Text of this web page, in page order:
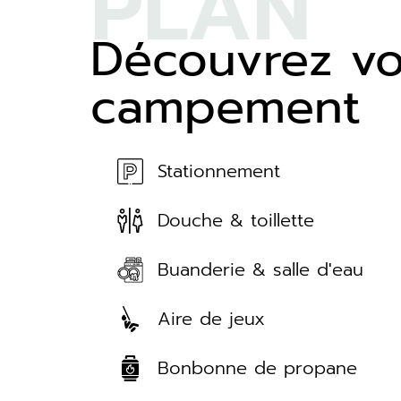
Découvrez
campement
Stationnement
Douche & toillette
Buanderie & salle d'eau
Aire de jeux
Bonbonne de propane